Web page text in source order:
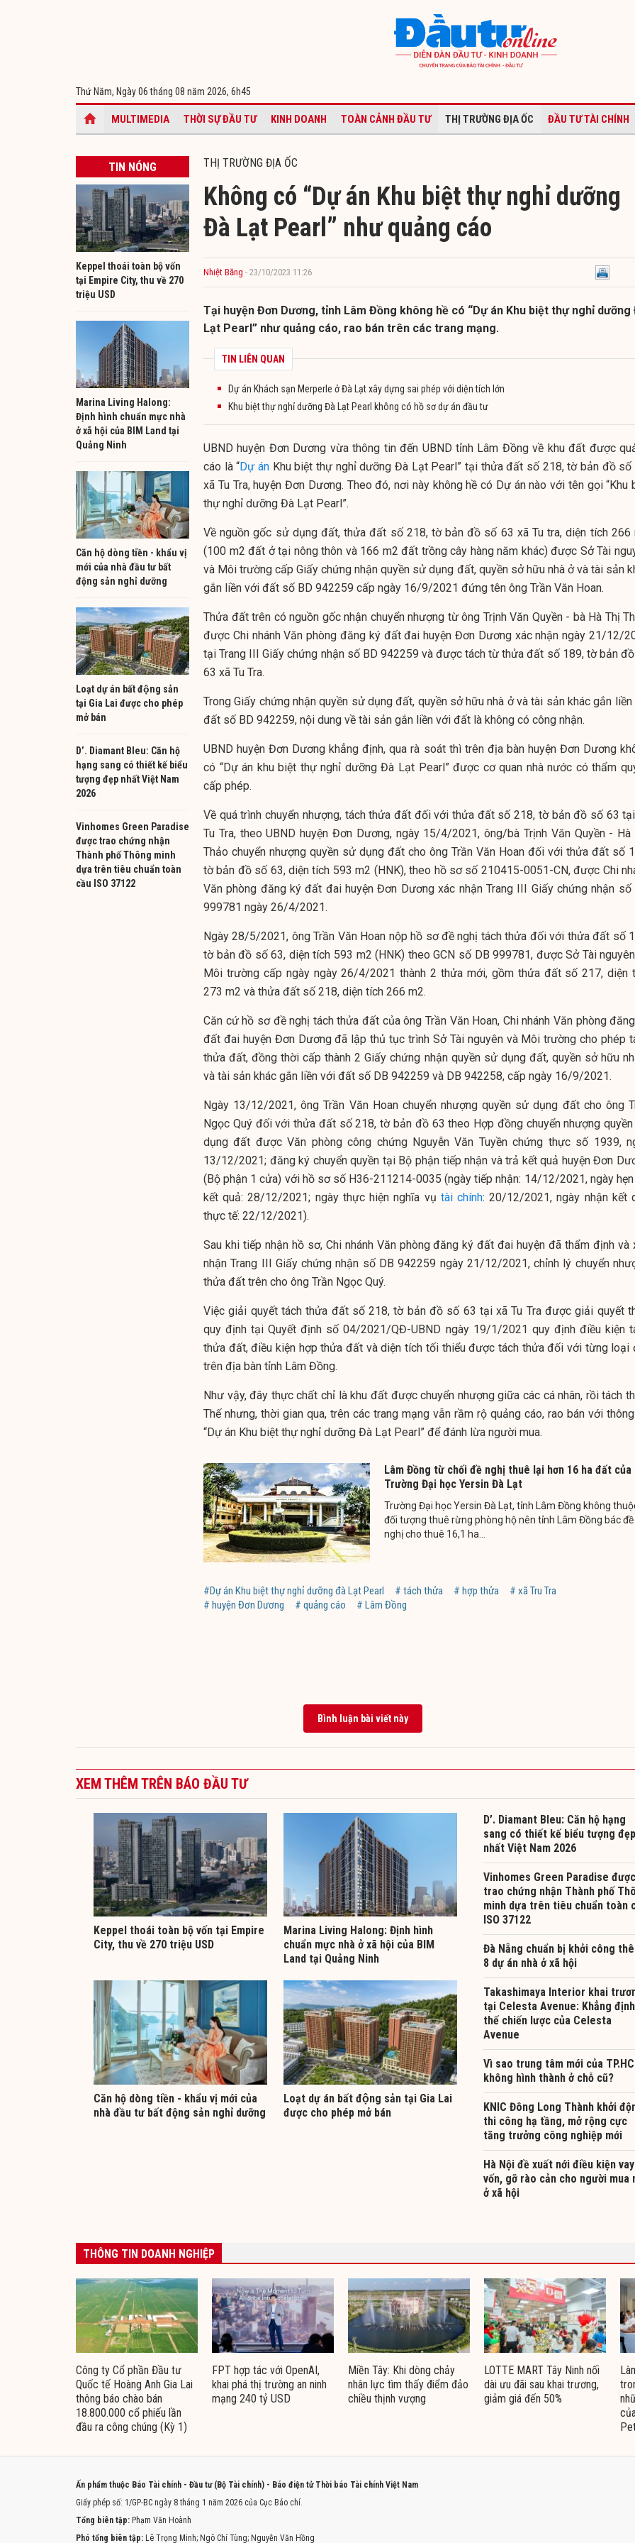
Thứ Năm, Ngày 06 tháng 08 năm 2026, 6h45
MULTIMEDIA THỜI SỰ ĐẦU TƯ KINH DOANH TOÀN CẢNH ĐẦU TƯ THỊ TRƯỜNG ĐỊA ỐC ĐẦU TƯ TÀI CHÍNH
TIN NÓNG
Keppel thoái toàn bộ vốn
tại Empire City, thu về 270
triệu USD
Marina Living Halong:
Định hình chuẩn mực nhà
ở xã hội của BIM Land tại
Quảng Ninh
Căn hộ dòng tiền - khẩu vị
mới của nhà đầu tư bất
động sản nghỉ dưỡng
Loạt dự án bất động sản
tại Gia Lai được cho phép
mở bán
D’. Diamant Bleu: Căn hộ
hạng sang có thiết kế biểu
tượng đẹp nhất Việt Nam
2026
Vinhomes Green Paradise
được trao chứng nhận
Thành phố Thông minh
dựa trên tiêu chuẩn toàn
cầu ISO 37122
THỊ TRƯỜNG ĐỊA ỐC
Không có “Dự án Khu biệt thự nghỉ dưỡng
Đà Lạt Pearl” như quảng cáo
Nhiệt Băng - 23/10/2023 11:26
Tại huyện Đơn Dương, tỉnh Lâm Đồng không hề có “Dự án Khu biệt thự nghỉ dưỡng
Lạt Pearl” như quảng cáo, rao bán trên các trang mạng.
TIN LIÊN QUAN
Dự án Khách sạn Merperle ở Đà Lạt xây dựng sai phép với diện tích lớn
Khu biệt thự nghỉ dưỡng Đà Lạt Pearl không có hồ sơ dự án đầu tư
UBND huyện Đơn Dương vừa thông tin đến UBND tỉnh Lâm Đồng về khu đất được
cáo là “Dự án Khu biệt thự nghỉ dưỡng Đà Lạt Pearl” tại thửa đất số 218, tờ bản đồ số
xã Tu Tra, huyện Đơn Dương. Theo đó, nơi này không hề có Dự án nào với tên gọi “Khu
thự nghỉ dưỡng Đà Lạt Pearl”.
Về nguồn gốc sử dụng đất, thửa đất số 218, tờ bản đồ số 63 xã Tu tra, diện tích 266
(100 m2 đất ở tại nông thôn và 166 m2 đất trồng cây hàng năm khác) được Sở Tài
và Môi trường cấp Giấy chứng nhận quyền sử dụng đất, quyền sở hữu nhà ở và tài sản
gắn liền với đất số BD 942259 cấp ngày 16/9/2021 đứng tên ông Trần Văn Hoan.
Thửa đất trên có nguồn gốc nhận chuyển nhượng từ ông Trịnh Văn Quyền - bà Hà Thị
được Chi nhánh Văn phòng đăng ký đất đai huyện Đơn Dương xác nhận ngày 21/12/
tại Trang III Giấy chứng nhận số BD 942259 và được tách từ thửa đất số 189, tờ bản
63 xã Tu Tra.
Trong Giấy chứng nhận quyền sử dụng đất, quyền sở hữu nhà ở và tài sản khác gắn
đất số BD 942259, nội dung về tài sản gắn liền với đất là không có công nhận.
UBND huyện Đơn Dương khẳng định, qua rà soát thì trên địa bàn huyện Đơn Dương
có “Dự án khu biệt thự nghỉ dưỡng Đà Lạt Pearl” được cơ quan nhà nước có thẩm
cấp phép.
Về quá trình chuyển nhượng, tách thửa đất đối với thửa đất số 218, tờ bản đồ số 63
Tu Tra, theo UBND huyện Đơn Dương, ngày 15/4/2021, ông/bà Trịnh Văn Quyền - Hà
Thảo chuyển nhượng quyền sử dụng đất cho ông Trần Văn Hoan đối với thửa đất số
tờ bản đồ số 63, diện tích 593 m2 (HNK), theo hồ sơ số 210415-0051-CN, được Chi
Văn phòng đăng ký đất đai huyện Đơn Dương xác nhận Trang III Giấy chứng nhận số
999781 ngày 26/4/2021.
Ngày 28/5/2021, ông Trần Văn Hoan nộp hồ sơ đề nghị tách thửa đối với thửa đất số
tờ bản đồ số 63, diện tích 593 m2 (HNK) theo GCN số DB 999781, được Sở Tài
Môi trường cấp ngày ngày 26/4/2021 thành 2 thửa mới, gồm thửa đất số 217, diện
273 m2 và thửa đất số 218, diện tích 266 m2.
Căn cứ hồ sơ đề nghị tách thửa đất của ông Trần Văn Hoan, Chi nhánh Văn phòng
đất đai huyện Đơn Dương đã lập thủ tục trình Sở Tài nguyên và Môi trường cho phép
thửa đất, đồng thời cấp thành 2 Giấy chứng nhận quyền sử dụng đất, quyền sở hữu
và tài sản khác gắn liền với đất số DB 942259 và DB 942258, cấp ngày 16/9/2021.
Ngày 13/12/2021, ông Trần Văn Hoan chuyển nhượng quyền sử dụng đất cho ông
Ngọc Quý đối với thửa đất số 218, tờ bản đồ 63 theo Hợp đồng chuyển nhượng
dụng đất được Văn phòng công chứng Nguyễn Văn Tuyền chứng thực số 1939,
13/12/2021; đăng ký chuyển quyền tại Bộ phận tiếp nhận và trả kết quả huyện Đơn
(Bộ phận 1 cửa) với hồ sơ số H36-211214-0035 (ngày tiếp nhận: 14/12/2021, ngày
kết quả: 28/12/2021; ngày thực hiện nghĩa vụ tài chính: 20/12/2021, ngày nhận kết
thực tế: 22/12/2021).
Sau khi tiếp nhận hồ sơ, Chi nhánh Văn phòng đăng ký đất đai huyện đã thẩm định và
nhận Trang III Giấy chứng nhận số DB 942259 ngày 21/12/2021, chỉnh lý chuyển
thửa đất trên cho ông Trần Ngọc Quý.
Việc giải quyết tách thửa đất số 218, tờ bản đồ số 63 tại xã Tu Tra được giải quyết
quy định tại Quyết định số 04/2021/QĐ-UBND ngày 19/1/2021 quy định điều kiện
thửa đất, điều kiện hợp thửa đất và diện tích tối thiểu được tách thửa đối với từng loại
trên địa bàn tỉnh Lâm Đồng.
Như vậy, đây thực chất chỉ là khu đất được chuyển nhượng giữa các cá nhân, rồi tách
Thế nhưng, thời gian qua, trên các trang mạng vẫn rầm rộ quảng cáo, rao bán với
“Dự án Khu biệt thự nghỉ dưỡng Đà Lạt Pearl” để đánh lừa người mua.
Lâm Đồng từ chối đề nghị thuê lại hơn 16 ha đất của
Trường Đại học Yersin Đà Lạt
Trường Đại học Yersin Đà Lạt, tỉnh Lâm Đồng không
đối tượng thuê rừng phòng hộ nên tỉnh Lâm Đồng bác đề
nghị cho thuê 16,1 ha...
#Dự án Khu biệt thự nghỉ dưỡng đà Lạt Pearl # tách thửa # hợp thửa
# xã Tru Tra
# huyện Đơn Dương
# quảng cáo # Lâm Đồng
Bình luận bài viết này
XEM THÊM TRÊN BÁO ĐẦU TƯ
Keppel thoái toàn bộ vốn tại Empire
City, thu về 270 triệu USD
Marina Living Halong: Định hình
chuẩn mực nhà ở xã hội của BIM
Land tại Quảng Ninh
Căn hộ dòng tiền - khẩu vị mới của
nhà đầu tư bất động sản nghỉ dưỡng
Loạt dự án bất động sản tại Gia Lai
được cho phép mở bán
D’. Diamant Bleu: Căn hộ hạng
sang có thiết kế biểu tượng đẹp
nhất Việt Nam 2026
Vinhomes Green Paradise được
trao chứng nhận Thành phố
minh dựa trên tiêu chuẩn toàn
ISO 37122
Đà Nẵng chuẩn bị khởi công
8 dự án nhà ở xã hội
Takashimaya Interior khai
tại Celesta Avenue: Khẳng
thế chiến lược của Celesta
Avenue
Vì sao trung tâm mới của
không hình thành ở chỗ cũ?
KNIC Đông Long Thành khởi
thi công hạ tầng, mở rộng cực
tăng trưởng công nghiệp mới
Hà Nội đề xuất nới điều kiện vay
vốn, gỡ rào cản cho người mua
ở xã hội
THÔNG TIN DOANH NGHIỆP
Công ty Cổ phần Đầu tư
Quốc tế Hoàng Anh Gia Lai
thông báo chào bán
18.800.000 cổ phiếu lần
đầu ra công chúng (Kỳ 1)
FPT hợp tác với OpenAI,
khai phá thị trường an ninh
mạng 240 tỷ USD
Miền Tây: Khi dòng chảy
nhân lực tìm thấy điểm đảo
chiều thịnh vượng
LOTTE MART Tây Ninh nối
dài ưu đãi sau khai trương,
giảm giá đến 50%
Ấn phẩm thuộc Báo Tài chính - Đầu tư (Bộ Tài chính) - Báo điện tử Thời báo Tài chính Việt Nam
Giấy phép số: 1/GP-BC ngày 8 tháng 1 năm 2026 của Cục Báo chí.
Tổng biên tập: Phạm Văn Hoành
Phó tổng biên tập: Lê Trọng Minh; Ngô Chí Tùng; Nguyễn Văn Hồng